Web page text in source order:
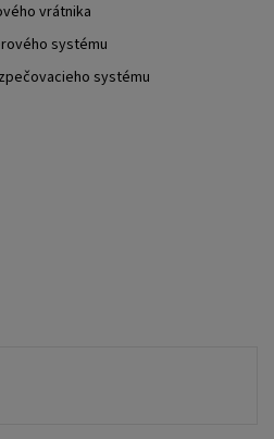
vrátnika
systému
systému